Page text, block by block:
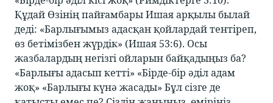
Құдай Өзінің пайғамбары Ишая арқылы былай
деді: «Барлығымыз адасқан қойлардай тентіреп,
өз бетімізбен жүрдік» (Ишая 53:6). Осы
жазбалардың негізгі ойларын байқадыңыз ба?
«Барлығы адасып кетті» «Бірде-бір әділ адам
жоқ» «Барлығы күнә жасады» Бұл сізге де